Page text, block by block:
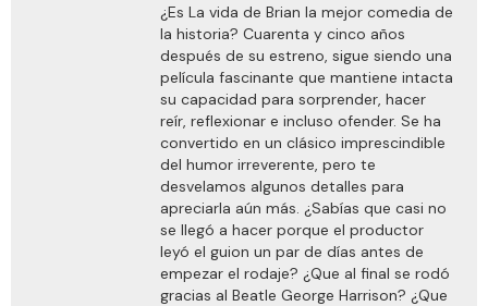
¿Es La vida de Brian la mejor comedia de
la historia? Cuarenta y cinco años
después de su estreno, sigue siendo una
película fascinante que mantiene intacta
su capacidad para sorprender, hacer
reír, reflexionar e incluso ofender. Se ha
convertido en un clásico imprescindible
del humor irreverente, pero te
desvelamos algunos detalles para
apreciarla aún más. ¿Sabías que casi no
se llegó a hacer porque el productor
leyó el guion un par de días antes de
empezar el rodaje? ¿Que al final se rodó
gracias al Beatle George Harrison? ¿Que